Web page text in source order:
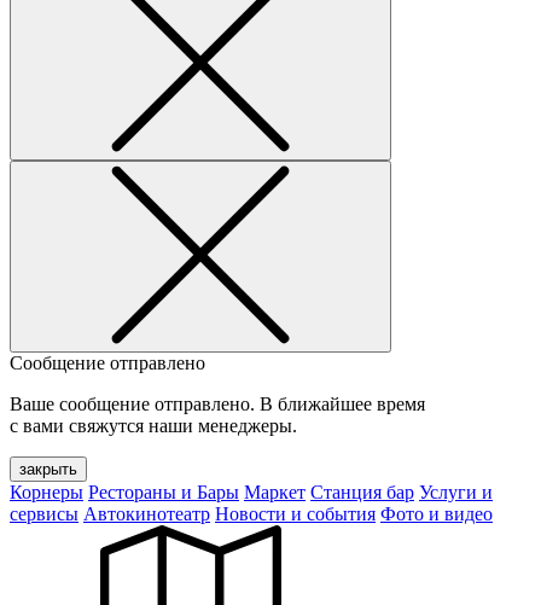
Сообщение отправлено
Ваше сообщение отправлено. В ближайшее время
с вами свяжутся наши менеджеры.
закрыть
Корнеры Рестораны и Бары Маркет Станция бар Услуги и
сервисы Автокинотеатр Новости и события Фото и видео